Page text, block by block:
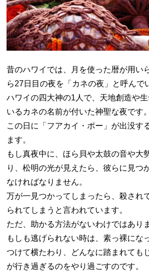
昔のハワイでは、月を使った暦が用い
ら27日目の夜を「カネの夜」と呼んで
ハワイの四大神の1人で、天地創造や
いるカネの名前が付いた神聖な夜です。
この日に「フアカイ・ポー」が出没す
ます。
もし真夜中に、ほら貝や太鼓の音や大
り、松明の光が見えたら、彼らに見つ
なければなりません。
万が一見つかってしまったら、殺され
られてしまうと言われています。
ただ、助かる方法がないわけではあり
もしも逃げられない時は、素っ裸にな
つけて横たわり、どんなに踏まれても
が行き過ぎるのをやり過ごすのです。